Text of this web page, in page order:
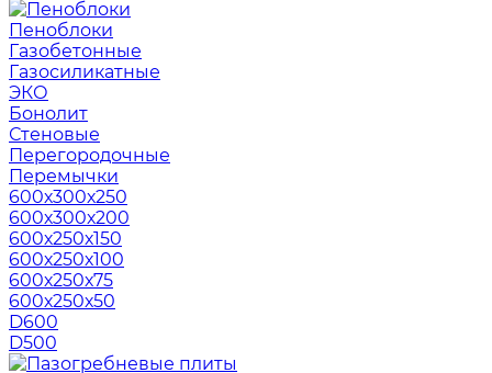
Пеноблоки
Газобетонные
Газосиликатные
ЭКО
Бонолит
Стеновые
Перегородочные
Перемычки
600х300х250
600х300х200
600х250х150
600х250х100
600х250х75
600х250х50
D600
D500